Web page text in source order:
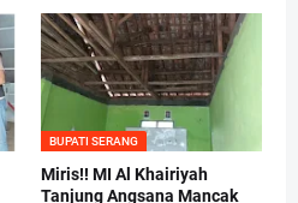
BUPATI SERANG
Miris!! MI Al Khairiyah
Tanjung Angsana Mancak